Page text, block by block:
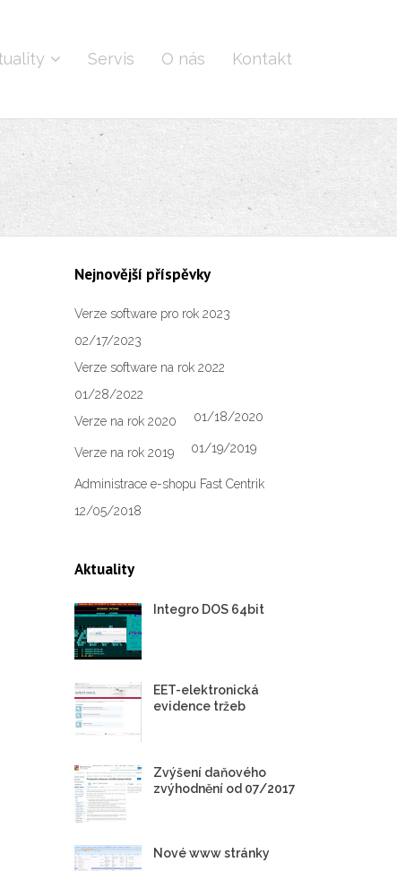
Servis O nás Kontakt
Nejnovější příspěvky
Verze software pro rok 2023
02/17/2023
Verze software na rok 2022
01/28/2022
Verze na rok 2020
01/18/2020
Verze na rok 2019 01/19/2019
Administrace e-shopu Fast Centrik
12/05/2018
Aktuality
Integro DOS 64bit
EET-elektronická
evidence tržeb
Zvýšení daňového
zvýhodnění od 07/2017
Nové www stránky